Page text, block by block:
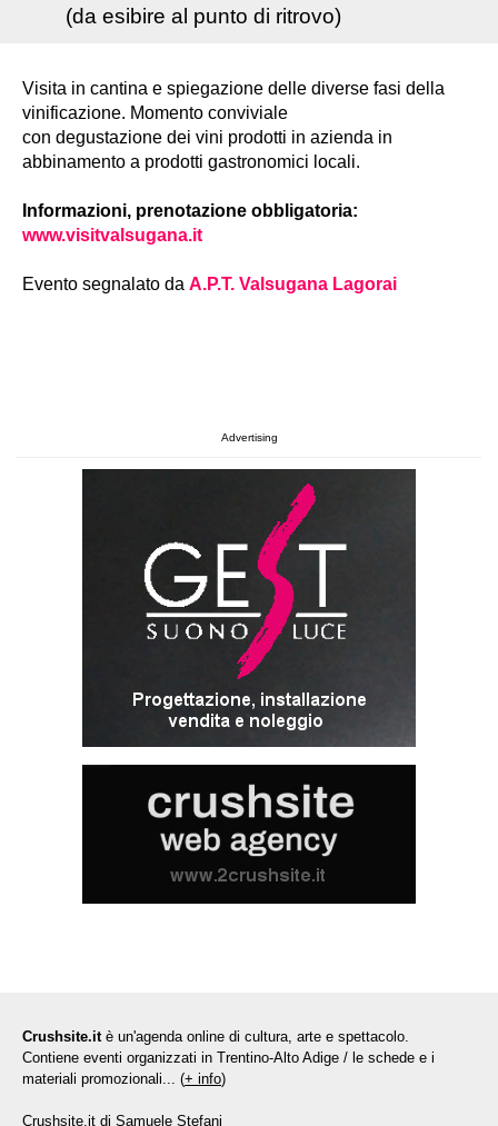
(da esibire al punto di ritrovo)
Visita in cantina e spiegazione delle diverse fasi della
vinificazione. Momento conviviale
con degustazione dei vini prodotti in azienda in
abbinamento a prodotti gastronomici locali.
Informazioni, prenotazione obbligatoria:
www.visitvalsugana.it
Evento segnalato da A.P.T. Valsugana Lagorai
Advertising
Crushsite.it è un'agenda online di cultura, arte e spettacolo.
Contiene eventi organizzati in Trentino-Alto Adige / le schede e i
materiali promozionali... (+ info)
Crushsite.it di Samuele Stefani